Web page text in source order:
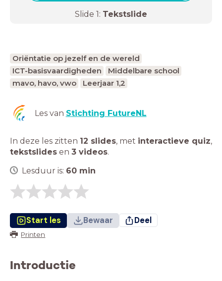
Slide 1: Tekstslide
Oriëntatie op jezelf en de wereld
ICT-basisvaardigheden
Middelbare school
mavo, havo, vwo
Leerjaar 1,2
Les van Stichting FutureNL
In deze les zitten 12 slides, met interactieve quiz,
tekstslides en 3 videos.
Lesduur is: 60 min
Start les Bewaar Deel
Printen
Introductie